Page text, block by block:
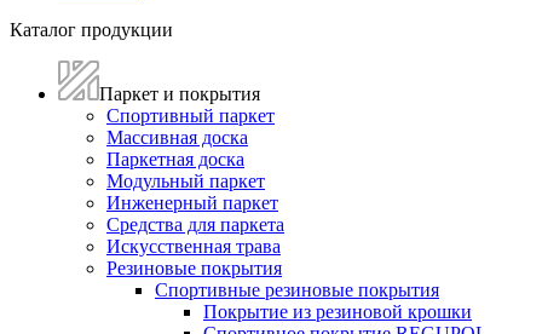
Каталог продукции
Паркет и покрытия
Спортивный паркет
Массивная доска
Паркетная доска
Модульный паркет
Инженерный паркет
Средства для паркета
Искусственная трава
Резиновые покрытия
Спортивные резиновые покрытия
Покрытие из резиновой крошки